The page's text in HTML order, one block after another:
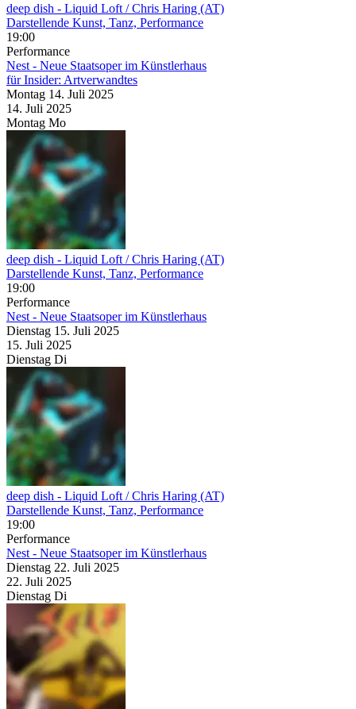
deep dish - Liquid Loft / Chris Haring (AT)
Darstellende Kunst, Tanz, Performance
19:00
Performance
Nest - Neue Staatsoper im Künstlerhaus
für Insider: Artverwandtes
Montag 14. Juli 2025
14. Juli 2025
Montag Mo
deep dish - Liquid Loft / Chris Haring (AT)
Darstellende Kunst, Tanz, Performance
19:00
Performance
Nest - Neue Staatsoper im Künstlerhaus
Dienstag 15. Juli 2025
15. Juli 2025
Dienstag Di
deep dish - Liquid Loft / Chris Haring (AT)
Darstellende Kunst, Tanz, Performance
19:00
Performance
Nest - Neue Staatsoper im Künstlerhaus
Dienstag 22. Juli 2025
22. Juli 2025
Dienstag Di